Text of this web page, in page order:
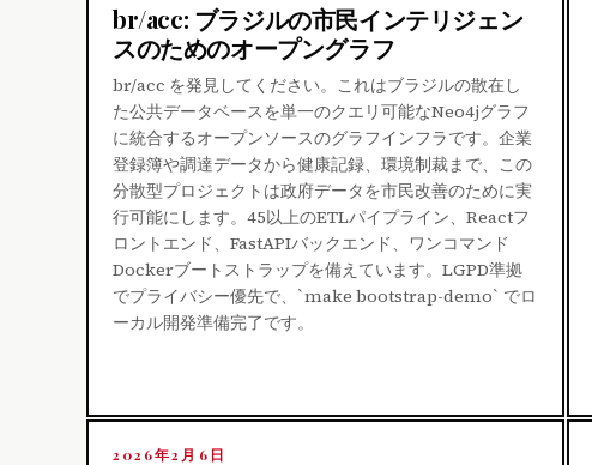
br/acc: ブラジルの市民インテリジェン
スのためのオープングラフ
br/acc を発見してください。これはブラジルの散在し
た公共データベースを単一のクエリ可能なNeo4jグラフ
に統合するオープンソースのグラフインフラです。企業
登録簿や調達データから健康記録、環境制裁まで、この
分散型プロジェクトは政府データを市民改善のために実
行可能にします。45以上のETLパイプライン、Reactフ
ロントエンド、FastAPIバックエンド、ワンコマンド
Dockerブートストラップを備えています。LGPD準拠
でプライバシー優先で、`make bootstrap-demo` でロ
ーカル開発準備完了です。
2026年2月6日